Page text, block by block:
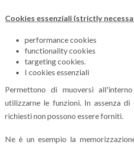
Cookies essenziali (strictly
performance cookies
functionality cookies
targeting cookies.
I cookies essenziali
Permettono di muoversi
utilizzarne le funzioni. In assenza
richiesti non possono essere forniti.
Ne è un esempio la